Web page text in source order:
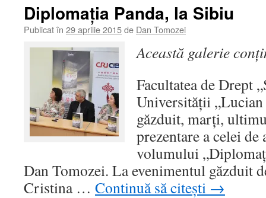
Diplomația Panda, la Sibiu
Publicat în 29 aprilie 2015de Dan Tomozei
Această galerie
Facultatea de Drept
Universității
găzduit, marți,
prezentare a celei
volumului
Dan Tomozei. La evenimentul găzduit
Cristina … Continuă să citești →